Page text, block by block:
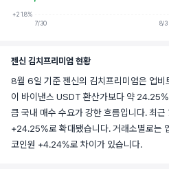
+21.8%
7/30
8/3
젠신 김치프리미엄 현황
8월 6일 기준 젠신의 김치프리미엄은 업
이 바이낸스 USDT 환산가보다 약 24.25%
큼 국내 매수 수요가 강한 흐름입니다. 최
+24.25%로 확대됐습니다. 거래소별로는
코인원 +4.24%로 차이가 있습니다.